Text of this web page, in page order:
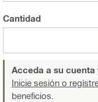
Cantidad
Acceda a su
Inicie sesión o
beneficios.